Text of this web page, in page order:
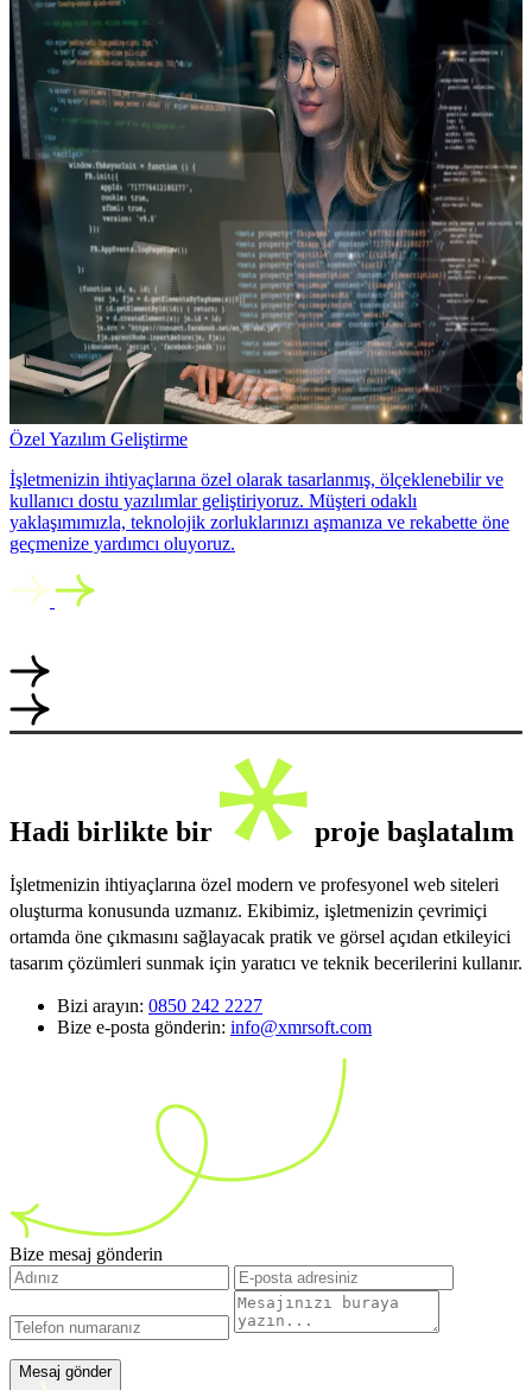
Özel Yazılım Geliştirme
İşletmenizin ihtiyaçlarına özel olarak tasarlanmış, ölçeklenebilir ve
kullanıcı dostu yazılımlar geliştiriyoruz. Müşteri odaklı
yaklaşımımızla, teknolojik zorluklarınızı aşmanıza ve rekabette öne
geçmenize yardımcı oluyoruz.
Hadi birlikte bir proje başlatalım
İşletmenizin ihtiyaçlarına özel modern ve profesyonel web siteleri
oluşturma konusunda uzmanız. Ekibimiz, işletmenizin çevrimiçi
ortamda öne çıkmasını sağlayacak pratik ve görsel açıdan etkileyici
tasarım çözümleri sunmak için yaratıcı ve teknik becerilerini kullanır.
Bizi arayın: 0850 242 2227
Bize e-posta gönderin: info@xmrsoft.com
Bize mesaj gönderin
Mesaj gönder